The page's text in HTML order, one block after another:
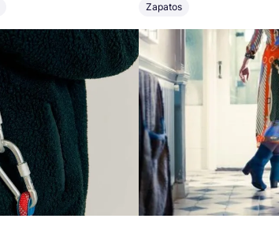
Zapatos